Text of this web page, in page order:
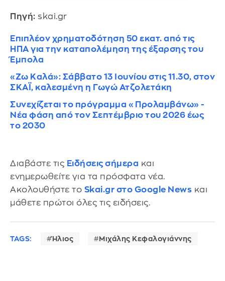
Πηγή: skai.gr
Επιπλέον χρηματοδότηση 50 εκατ. από τις
ΗΠΑ για την καταπολέμηση της έξαρσης του
Έμπολα
«Ζω Καλά»: Σάββατο 13 Ιουνίου στις 11.30, στον
ΣΚΑΪ, καλεσμένη η Γωγώ Ατζολετάκη
Συνεχίζεται το πρόγραμμα «Προλαμβάνω» -
Νέα φάση από τον Σεπτέμβριο του 2026 έως
το 2030
Διαβάστε τις Ειδήσεις σήμερα και
ενημερωθείτε για τα πρόσφατα νέα.
Ακολουθήστε το Skai.gr στο Google News και
μάθετε πρώτοι όλες τις ειδήσεις.
TAGS: Ήλιος Μιχάλης Κεφαλογιάννης